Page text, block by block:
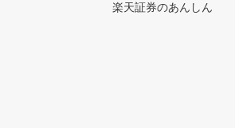
楽天証券のあんしん